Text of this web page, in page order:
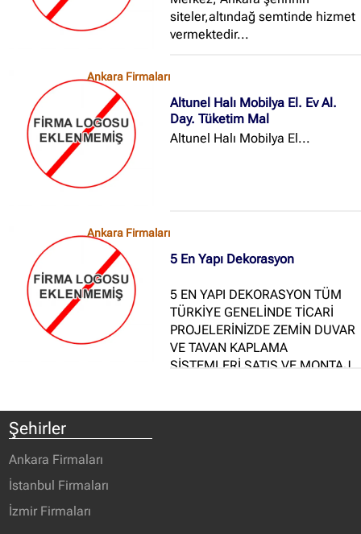
siteler,altındağ semtinde hizmet
vermektedir...
Ankara Firmaları
Altunel Halı Mobilya El. Ev Al.
Day. Tüketim Mal
Altunel Halı Mobilya El...
Ankara Firmaları
5 En Yapı Dekorasyon
5 EN YAPI DEKORASYON TÜM
TÜRKİYE GENELİNDE TİCARİ
PROJELERİNİZDE ZEMİN DUVAR
VE TAVAN KAPLAMA
SİSTEMLERİ SATIŞ VE MONTAJ
Şehirler
Ankara Firmaları
İstanbul Firmaları
İzmir Firmaları